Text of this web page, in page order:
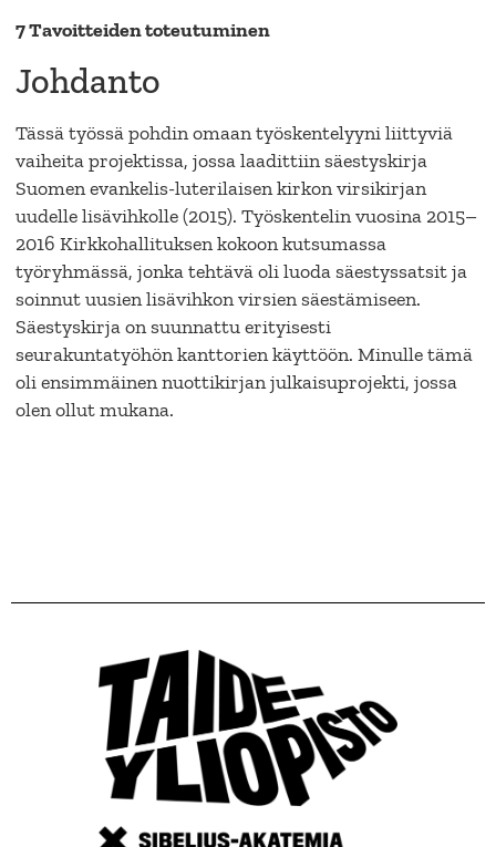
7 Tavoitteiden toteutuminen
Johdanto
Tässä työssä pohdin omaan työskentelyyni liittyviä
vaiheita projektissa, jossa laadittiin säestyskirja
Suomen evankelis-luterilaisen kirkon virsikirjan
uudelle lisävihkolle (2015). Työskentelin vuosina 2015–
2016 Kirkkohallituksen kokoon kutsumassa
työryhmässä, jonka tehtävä oli luoda säestyssatsit ja
soinnut uusien lisävihkon virsien säestämiseen.
Säestyskirja on suunnattu erityisesti
seurakuntatyöhön kanttorien käyttöön. Minulle tämä
oli ensimmäinen nuottikirjan julkaisuprojekti, jossa
olen ollut mukana.